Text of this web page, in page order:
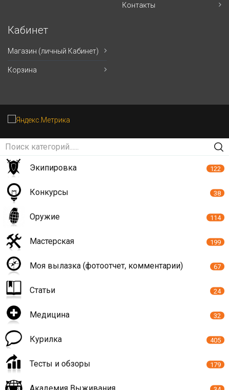
Контакты
Кабинет
Магазин (личный Кабинет)
Корзина
Экипировка 122
Конкурсы 38
Оружие 114
Мастерская 199
Моя вылазка (фотоотчет, комментарии) 67
Статьи 24
Медицина 32
Курилка 405
Тесты и обзоры 179